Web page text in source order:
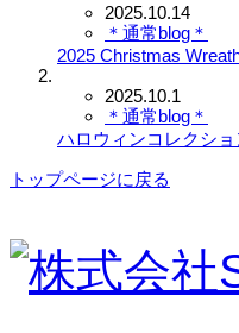
2025.10.14
＊通常blog＊
2025 Christmas
2025.10.1
＊通常blog＊
ハロウィンコレクシ
トップページに戻る